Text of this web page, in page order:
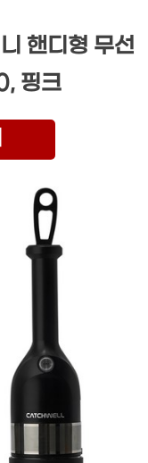
핸디형 무선
핑크